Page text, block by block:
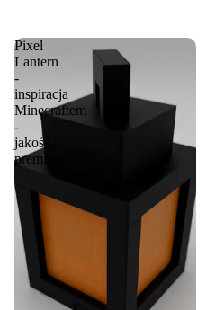
Pixel
Lantern
-
inspiracja
Minecraftem
-
jakość
premium